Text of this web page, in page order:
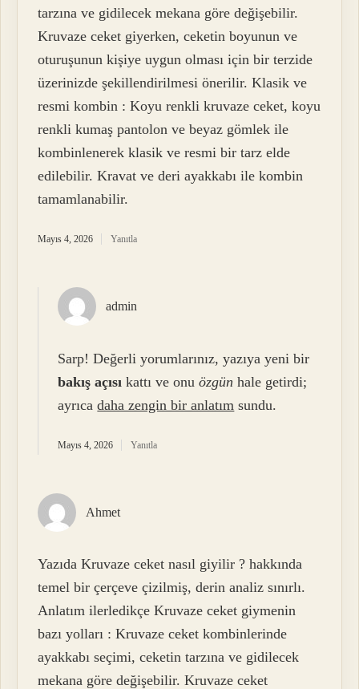
tarzına ve gidilecek mekana göre değişebilir.
Kruvaze ceket giyerken, ceketin boyunun ve
oturuşunun kişiye uygun olması için bir terzide
üzerinizde şekillendirilmesi önerilir. Klasik ve
resmi kombin : Koyu renkli kruvaze ceket, koyu
renkli kumaş pantolon ve beyaz gömlek ile
kombinlenerek klasik ve resmi bir tarz elde
edilebilir. Kravat ve deri ayakkabı ile kombin
tamamlanabilir.
Mayıs 4, 2026 Yanıtla
admin
Sarp! Değerli yorumlarınız, yazıya yeni bir
bakış açısı kattı ve onuözgün hale getirdi;
ayrıcadaha zengin bir anlatım sundu.
Mayıs 4, 2026 Yanıtla
Ahmet
Yazıda Kruvaze ceket nasıl giyilir ? hakkında
temel bir çerçeve çizilmiş, derin analiz sınırlı.
Anlatım ilerledikçe Kruvaze ceket giymenin
bazı yolları : Kruvaze ceket kombinlerinde
ayakkabı seçimi, ceketin tarzına ve gidilecek
mekana göre değişebilir. Kruvaze ceket